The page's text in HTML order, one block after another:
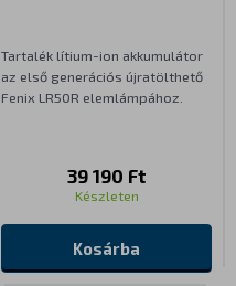
Tartalék lítium-ion akkumulátor
az első generációs újratölthető
Fenix LR50R elemlámpához.
39 190 Ft
Készleten
Kosárba